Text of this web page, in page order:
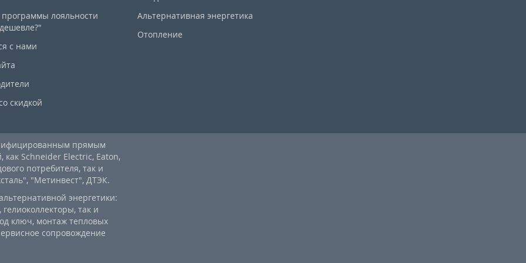
лояльности
с нами
скидкой
Альтернативная энергетика
Отопление
прямым
Schneider Electric, Eaton,
потребителя, так и
"Метинвест", ДТЭК.
энергетики:
так и
ключ, монтаж тепловых
сопровождение